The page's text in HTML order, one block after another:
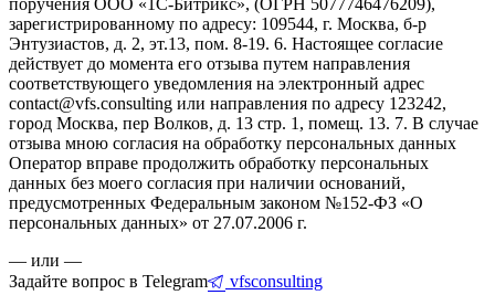
поручения ООО «1С-Битрикс», (ОГРН 5077746476209),
зарегистрированному по адресу: 109544, г. Москва, б-р
Энтузиастов, д. 2, эт.13, пом. 8-19. 6. Настоящее согласие
действует до момента его отзыва путем направления
соответствующего уведомления на электронный адрес
contact@vfs.consulting или направления по адресу 123242,
город Москва, пер Волков, д. 13 стр. 1, помещ. 13. 7. В случае
отзыва мною согласия на обработку персональных данных
Оператор вправе продолжить обработку персональных
данных без моего согласия при наличии оснований,
предусмотренных Федеральным законом №152-ФЗ «О
персональных данных» от 27.07.2006 г.
— или —
Задайте вопрос в Telegram
vfsconsulting